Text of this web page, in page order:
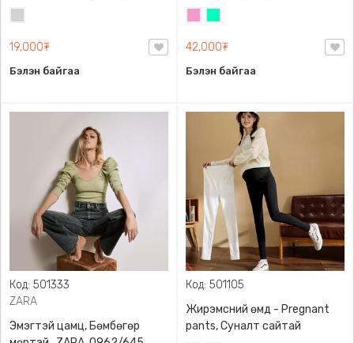
сонголттой
19,000₮
Бэлэн байгаа
жинд таарна
42,000₮
Бэлэн байгаа
Код: 501333
ZARA
Эмэгтэй цамц, Бөмбөгөр
Код: 501105
Жирэмсний өмд - Pregnant
pants, Суналт сайтай